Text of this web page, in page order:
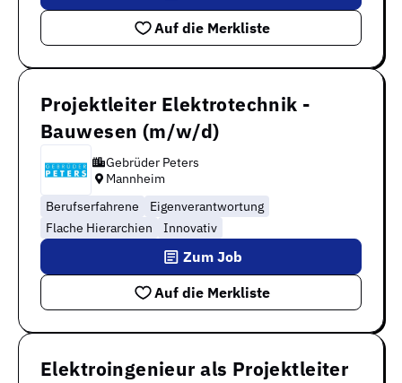
Auf die Merkliste
Projektleiter Elektrotechnik -
Bauwesen (m/w/d)
Gebrüder Peters
Mannheim
Berufserfahrene
Eigenverantwortung
Flache Hierarchien
Innovativ
Auf die Merkliste
Zum Job
Elektroingenieur als Projektleiter